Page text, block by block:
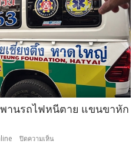
ชน
เสา
ไฟฟ้า
ล้ม
ระเนระนาด
7
ต้น
ทำ
านรถไฟหนีตาย แขนขาหัก
ปิดความเห็น